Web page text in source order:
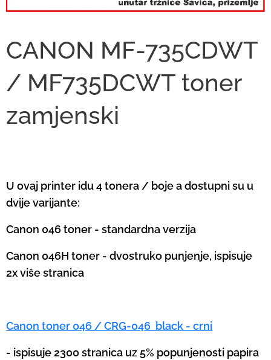
CANON MF-735CDWT
/ MF735DCWT toner
zamjenski
U ovaj printer idu 4 tonera / boje a dostupni su u
dvije varijante:
Canon 046 toner - standardna verzija
Canon 046H toner - dvostruko punjenje, ispisuje
2x više stranica
Canon toner 046 / CRG-046 black - crni
- ispisuje 2300 stranica uz 5% popunjenosti papira